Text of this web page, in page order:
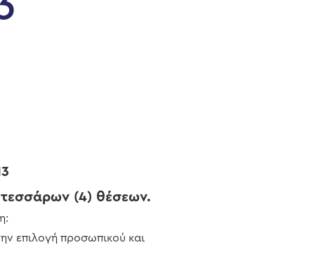
(4) θέσεων.
επιλογή προσωπικού και